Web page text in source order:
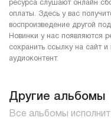
ресурса слушают онлайн
оплаты. Здесь у вас
воспроизведение другой
Новинки у нас появляются
сохранить ссылку на сайт
аудиоконтент.
Другие альбомы
Все альбомы